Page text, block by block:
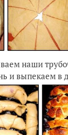
наши
и выпекаем в